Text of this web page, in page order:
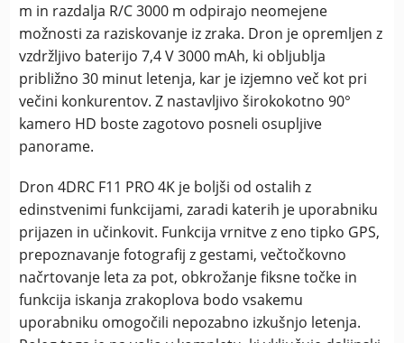
m in razdalja R/C 3000 m odpirajo neomejene
možnosti za raziskovanje iz zraka. Dron je opremljen z
vzdržljivo baterijo 7,4 V 3000 mAh, ki obljublja
približno 30 minut letenja, kar je izjemno več kot pri
večini konkurentov. Z nastavljivo širokokotno 90°
kamero HD boste zagotovo posneli osupljive
panorame.
Dron 4DRC F11 PRO 4K je boljši od ostalih z
edinstvenimi funkcijami, zaradi katerih je uporabniku
prijazen in učinkovit. Funkcija vrnitve z eno tipko GPS,
prepoznavanje fotografij z gestami, večtočkovno
načrtovanje leta za pot, obkrožanje fiksne točke in
funkcija iskanja zrakoplova bodo vsakemu
uporabniku omogočili nepozabno izkušnjo letenja.